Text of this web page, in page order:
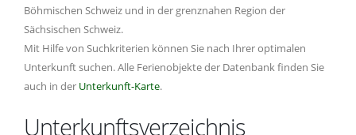
Böhmischen Schweiz und in der grenznahen Region der
Sächsischen Schweiz.
Mit Hilfe von Suchkriterien können Sie nach Ihrer optimalen
Unterkunft suchen. Alle Ferienobjekte der Datenbank finden Sie
auch in der Unterkunft-Karte.
Unterkunftsverzeichnis